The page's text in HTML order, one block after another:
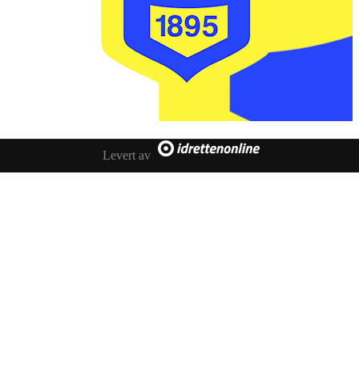
IL FLÅVÆRINGEN
Levert av